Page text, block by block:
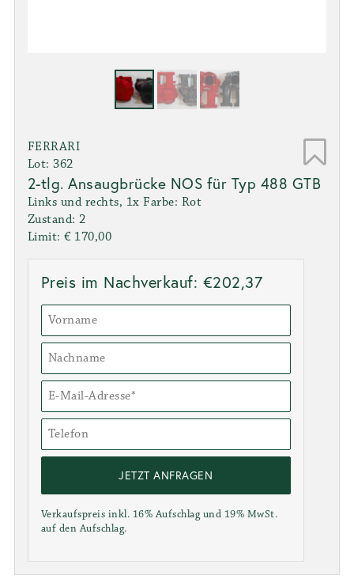
FERRARI
Lot: 362
2-tlg. Ansaugbrücke NOS für Typ 488 GTB
Links und rechts, 1x Farbe: Rot
Zustand: 2
Limit: € 170,00
Preis im Nachverkauf: €202,37
JETZT ANFRAGEN
Verkaufspreis inkl. 16% Aufschlag und 19% MwSt.
auf den Aufschlag.